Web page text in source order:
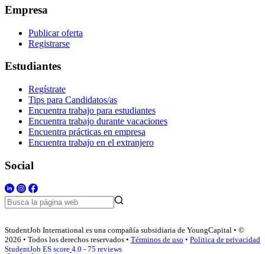
Empresa
Publicar oferta
Registrarse
Estudiantes
Regístrate
Tips para Candidatos/as
Encuentra trabajo para estudiantes
Encuentra trabajo durante vacaciones
Encuentra prácticas en empresa
Encuentra trabajo en el extranjero
Social
StudentJob International es una compañía subsidiaria de YoungCapital • ©
2026 • Todos los derechos reservados • Términos de uso • Politica de privacidad
StudentJob ES score 4.0 - 75 reviews